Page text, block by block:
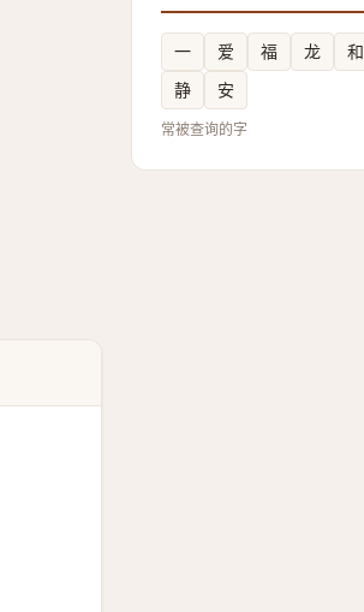
一 爱 福 龙 和
静
安
常被查询的字